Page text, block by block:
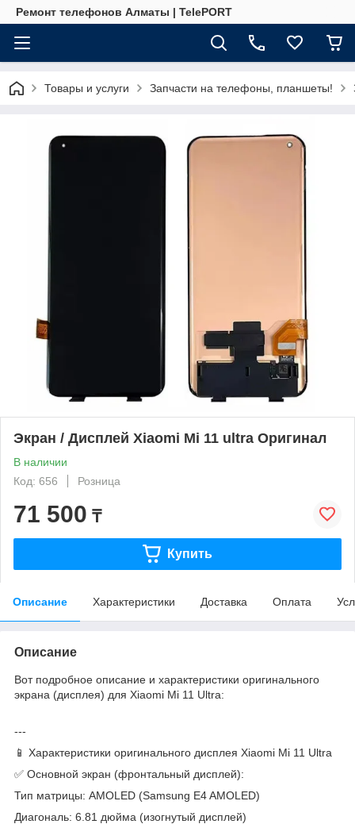
Ремонт телефонов Алматы | TelePORT
Товары и услуги Запчасти на телефоны, планшеты!
Экран / Дисплей Xiaomi Mi 11 ultra Оригинал
В наличии
Код: 656
Розница
71 500 ₸
Купить
Описание Характеристики Доставка Оплата
Описание
Вот подробное описание и характеристики оригинального
экрана (дисплея) для Xiaomi Mi 11 Ultra:
---
📱 Характеристики оригинального дисплея Xiaomi Mi 11 Ultra
✅ Основной экран (фронтальный дисплей):
Тип матрицы: AMOLED (Samsung E4 AMOLED)
Диагональ: 6.81 дюйма (изогнутый дисплей)